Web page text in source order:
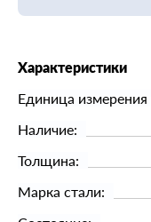
Характеристики
Единица
Наличие:
Толщина:
Марка стали: